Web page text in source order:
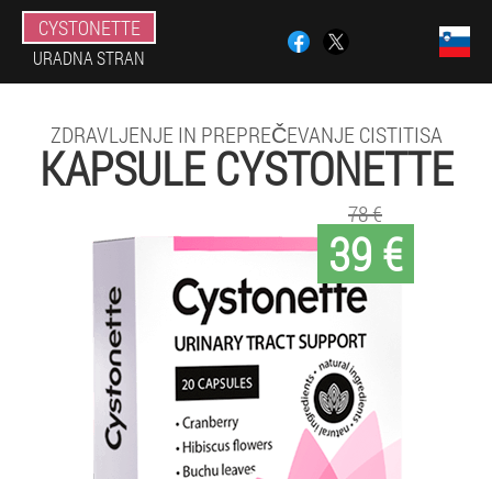
CYSTONETTE
URADNA STRAN
ZDRAVLJENJE IN PREPREČEVANJE CISTITISA
KAPSULE CYSTONETTE
39 €
78 €